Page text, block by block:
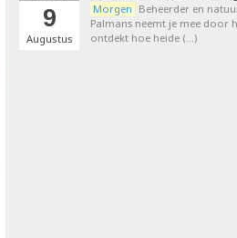
9
Augustus
Morgen Beheerder en
Palmans neemt je mee door
ontdekt hoe heide (…)